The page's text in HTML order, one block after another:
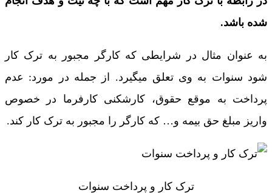
شده باشد.
به عنوان مثال در شرایطی که کارگر مجبور به ترک کار
شود سنوات به وی تعلق میگیرد. از جمله در مورد: عدم
پرداخت به موقع حقوق، کارشکنی کارفرما در خصوص
واریز مبلغ حق بیمه و… که کارگر را مجبور به ترک کار کند.
ترک کار و پرداخت سنوات